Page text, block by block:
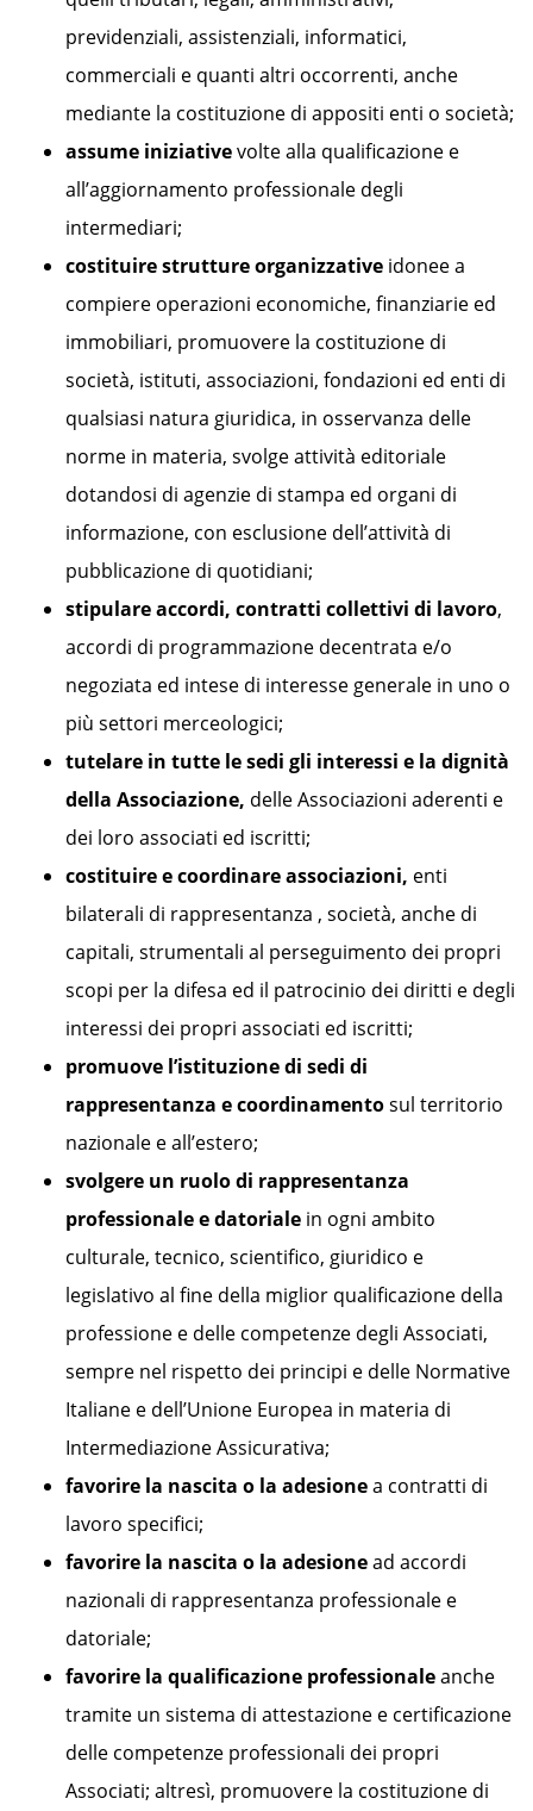
previdenziali, assistenziali, informatici,
commerciali e quanti altri occorrenti, anche
mediante la costituzione di appositi enti o società;
assume iniziativevolte alla qualificazione e
all’aggiornamento professionale degli
intermediari;
costituire strutture organizzative idonee a
compiere operazioni economiche, finanziarie ed
immobiliari, promuovere la costituzione di
società, istituti, associazioni, fondazioni ed enti di
qualsiasi natura giuridica, in osservanza delle
norme in materia, svolge attività editoriale
dotandosi di agenzie di stampa ed organi di
informazione, con esclusione dell’attività di
pubblicazione di quotidiani;
stipulare accordi, contratti collettivi di lavoro,
accordi di programmazione decentrata e/o
negoziata ed intese di interesse generale in uno o
più settori merceologici;
tutelare in tutte le sedi gli interessi e la dignità
della Associazione, delle Associazioni aderenti e
dei loro associati ed iscritti;
costituire e coordinare associazioni, enti
bilaterali di rappresentanza , società, anche di
capitali, strumentali al perseguimento dei propri
scopi per la difesa ed il patrocinio dei diritti e degli
interessi dei propri associati ed iscritti;
promuove l’istituzione di sedi di
rappresentanza e coordinamentosul territorio
nazionale e all’estero;
svolgere un ruolo di rappresentanza
professionale e datoriale in ogni ambito
culturale, tecnico, scientifico, giuridico e
legislativo al fine della miglior qualificazione della
professione e delle competenze degli Associati,
sempre nel rispetto dei principi e delle Normative
Italiane e dell’Unione Europea in materia di
Intermediazione Assicurativa;
favorire la nascita o la adesionea contratti di
lavoro specifici;
favorire la nascita o la adesionead accordi
nazionali di rappresentanza professionale e
datoriale;
favorire la qualificazione professionaleanche
tramite un sistema di attestazione e certificazione
delle competenze professionali dei propri
Associati; altresì, promuovere la costituzione di